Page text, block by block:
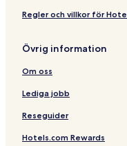
Regler och villkor för
Övrig information
Om oss
Lediga jobb
Reseguider
Hotels.com Rewards